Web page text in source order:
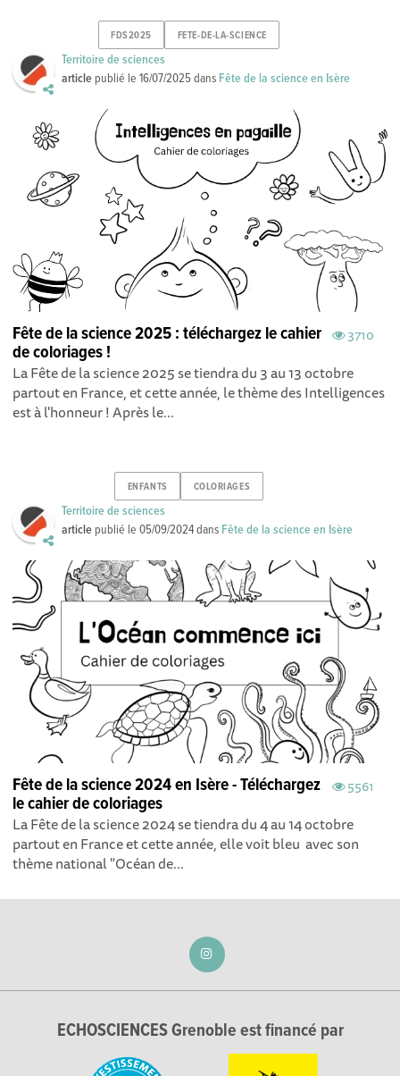
FDS2025 FETE-DE-LA-SCIENCE
Territoire de sciences
article publié le16/07/2025dans Fête de la science en Isère
3710
Fête de la science 2025 : téléchargez le cahier
de coloriages !
La Fête de la science 2025 se tiendra du 3 au 13 octobre
partout en France, et cette année, le thème des Intelligences
est à l'honneur ! Après le...
ENFANTS COLORIAGES
Territoire de sciences
article publié le05/09/2024dans Fête de la science en Isère
5561
Fête de la science 2024 en Isère - Téléchargez
le cahier de coloriages
La Fête de la science 2024 se tiendra du 4 au 14 octobre
partout en France et cette année, elle voit bleu avec son
thème national "Océan de...
ECHOSCIENCES Grenoble est financé par